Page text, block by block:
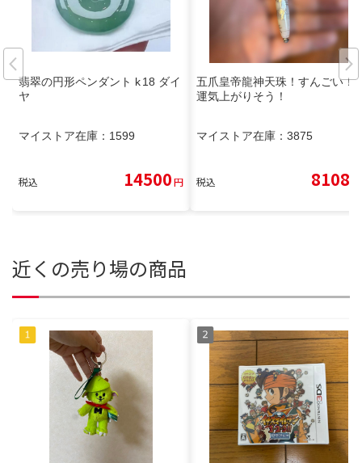
翡翠の円形ペンダント k 18 ダイ
ヤ
マイストア在庫： 1599
税込 14500円
五爪皇帝龍神天珠！すんごい！
運気上がりそう！
マイストア在庫： 3875
税込 8108
近くの売り場の商品